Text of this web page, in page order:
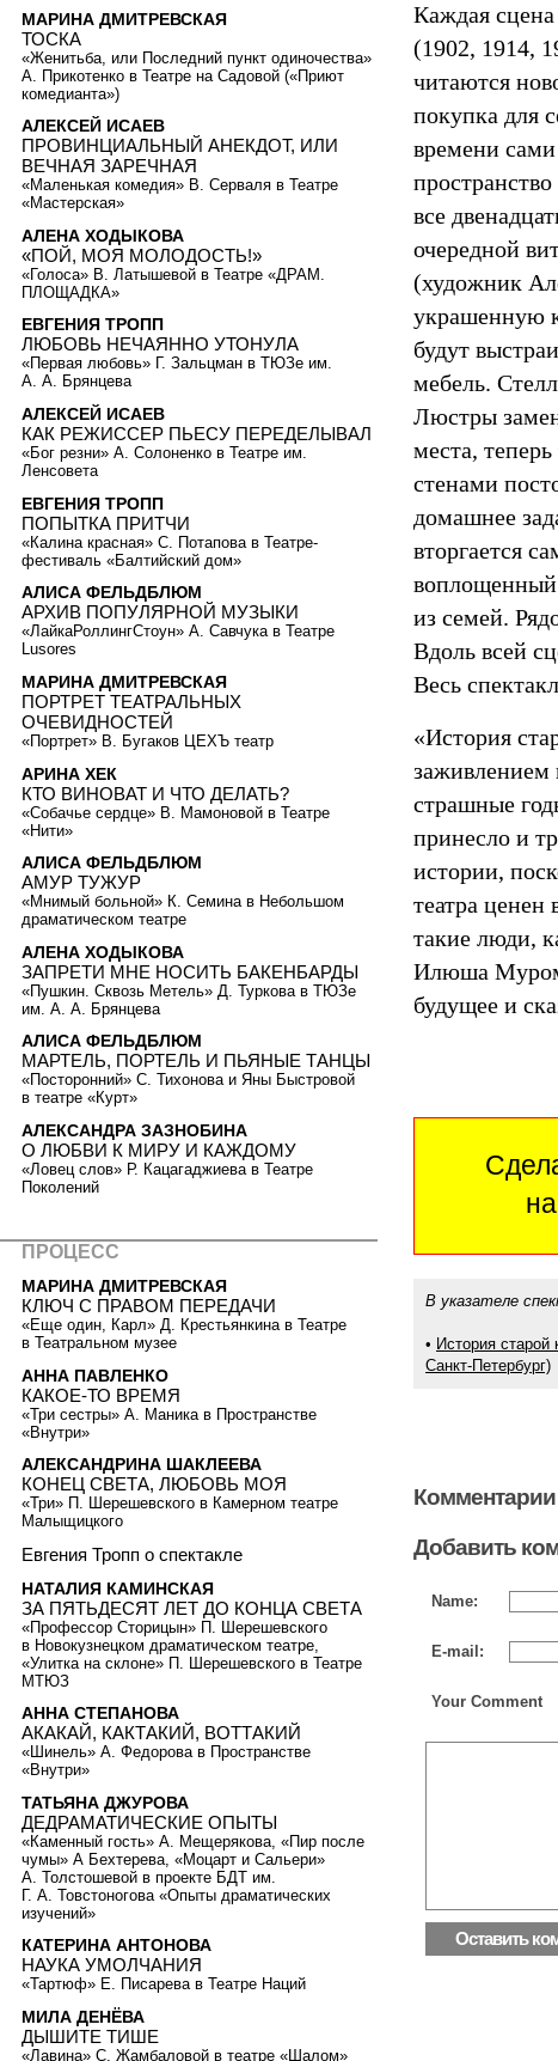
Каждая
(1902, 1914,
читаются
покупка для
времени
все
очередной
(художник
украшенную
будут
мебель.
Люстры
места,
стенами
домашнее
вторгается
из семей.
Вдоль всей
Весь
«История
заживлением
страшные
принесло и
истории,
театра
такие люди,
Илюша
будущее и
В указателе
• История старой
Санкт-Петербург)
Комментарии
Добавить
Name:
E-mail:
Your Comment
МАРИНА ДМИТРЕВСКАЯ
ТОСКА
«Женитьба, или Последний пункт одиночества»
А. Прикотенко в Театре на Садовой («Приют
комедианта»)
АЛЕКСЕЙ ИСАЕВ
ПРОВИНЦИАЛЬНЫЙ АНЕКДОТ, ИЛИ
ВЕЧНАЯ ЗАРЕЧНАЯ
«Маленькая комедия» В. Серваля в Театре
«Мастерская»
АЛЕНА ХОДЫКОВА
«ПОЙ, МОЯ МОЛОДОСТЬ!»
«Голоса» В. Латышевой в Театре «ДРАМ.
ПЛОЩАДКА»
ЕВГЕНИЯ ТРОПП
ЛЮБОВЬ НЕЧАЯННО УТОНУЛА
«Первая любовь» Г. Зальцман в ТЮЗе им.
А. А. Брянцева
АЛЕКСЕЙ ИСАЕВ
КАК РЕЖИССЕР ПЬЕСУ ПЕРЕДЕЛЫВАЛ
«Бог резни» А. Солоненко в Театре им.
Ленсовета
ЕВГЕНИЯ ТРОПП
ПОПЫТКА ПРИТЧИ
«Калина красная» С. Потапова в Театре-
фестиваль «Балтийский дом»
АЛИСА ФЕЛЬДБЛЮМ
АРХИВ ПОПУЛЯРНОЙ МУЗЫКИ
«ЛайкаРоллингСтоун» А. Савчука в Театре
Lusores
МАРИНА ДМИТРЕВСКАЯ
ПОРТРЕТ ТЕАТРАЛЬНЫХ
ОЧЕВИДНОСТЕЙ
«Портрет» В. Бугаков ЦЕХЪ театр
АРИНА ХЕК
КТО ВИНОВАТ И ЧТО ДЕЛАТЬ?
«Собачье сердце» В. Мамоновой в Театре
«Нити»
АЛИСА ФЕЛЬДБЛЮМ
АМУР ТУЖУР
«Мнимый больной» К. Семина в Небольшом
драматическом театре
АЛЕНА ХОДЫКОВА
ЗАПРЕТИ МНЕ НОСИТЬ БАКЕНБАРДЫ
«Пушкин. Сквозь Метель» Д. Туркова в ТЮЗе
им. А. А. Брянцева
АЛИСА ФЕЛЬДБЛЮМ
МАРТЕЛЬ, ПОРТЕЛЬ И ПЬЯНЫЕ ТАНЦЫ
«Посторонний» С. Тихонова и Яны Быстровой
в театре «Курт»
АЛЕКСАНДРА ЗАЗНОБИНА
О ЛЮБВИ К МИРУ И КАЖДОМУ
«Ловец слов» Р. Кацагаджиева в Театре
Поколений
ПРОЦЕСС
МАРИНА ДМИТРЕВСКАЯ
КЛЮЧ С ПРАВОМ ПЕРЕДАЧИ
«Еще один, Карл» Д. Крестьянкина в Театре
в Театральном музее
АННА ПАВЛЕНКО
КАКОЕ-ТО ВРЕМЯ
«Три сестры» А. Маника в Пространстве
«Внутри»
АЛЕКСАНДРИНА ШАКЛЕЕВА
КОНЕЦ СВЕТА, ЛЮБОВЬ МОЯ
«Три» П. Шерешевского в Камерном театре
Малыщицкого
Евгения Тропп о спектакле
НАТАЛИЯ КАМИНСКАЯ
ЗА ПЯТЬДЕСЯТ ЛЕТ ДО КОНЦА СВЕТА
«Профессор Сторицын» П. Шерешевского
в Новокузнецком драматическом театре,
«Улитка на склоне» П. Шерешевского в Театре
МТЮЗ
АННА СТЕПАНОВА
АКАКАЙ, КАКТАКИЙ, ВОТТАКИЙ
«Шинель» А. Федорова в Пространстве
«Внутри»
ТАТЬЯНА ДЖУРОВА
ДЕДРАМАТИЧЕСКИЕ ОПЫТЫ
«Каменный гость» А. Мещерякова, «Пир после
чумы» А Бехтерева, «Моцарт и Сальери»
А. Толстошевой в проекте БДТ им.
Г. А. Товстоногова «Опыты драматических
изучений»
КАТЕРИНА АНТОНОВА
НАУКА УМОЛЧАНИЯ
«Тартюф» Е. Писарева в Театре Наций
МИЛА ДЕНЁВА
ДЫШИТЕ ТИШЕ
«Лавина» С. Жамбаловой в театре «Шалом»